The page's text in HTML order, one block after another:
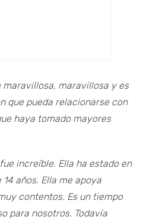
maravillosa, maravillosa y es
que pueda relacionarse con
haya tomado mayores
increíble. Ella ha estado en
años. Ella me apoya
contentos. Es un tiempo
para nosotros. Todavía